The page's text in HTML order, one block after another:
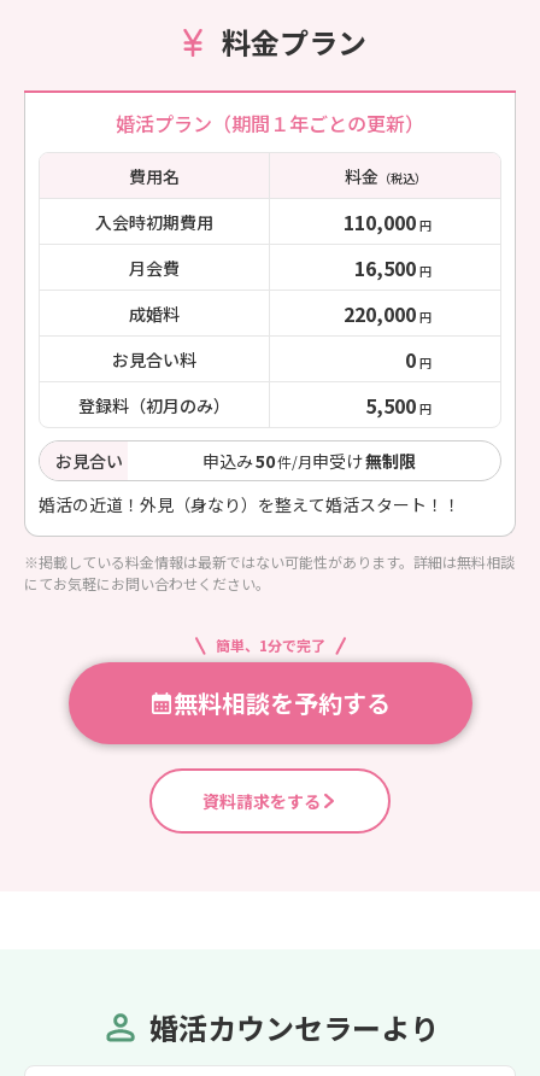
料金プラン
婚活プラン（期間１年ごとの更新）
費用名 料金（税込）
入会時初期費用 110,000 円
月会費 16,500 円
成婚料 220,000 円
お見合い料 0 円
登録料（初月のみ） 5,500 円
お見合い 申込み50件/月申受け無制限
婚活の近道！外見（身なり）を整えて婚活スタート！！
※掲載している料金情報は最新ではない可能性があります。詳細は無料相談
にてお気軽にお問い合わせください。
簡単、1分で完了
無料相談を予約する
資料請求をする
婚活カウンセラーより